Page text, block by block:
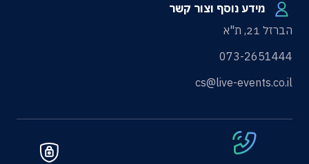
מידע נוסף וצור קשר
הברזל 21, ת"א
073-2651444
cs@live-events.co.il